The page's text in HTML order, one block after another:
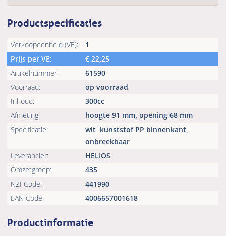
Productspecificaties
Verkoopeenheid (VE):
1
Prijs per VE:
€22,25
Artikelnummer:
61590
Voorraad:
op voorraad
Inhoud:
300cc
Afmeting:
hoogte 91 mm, opening 68 mm
Specificatie:
wit kunststof PP binnenkant,
onbreekbaar
Leverancier:
HELIOS
Omzetgroep:
435
NZI Code:
441990
EAN Code:
4006657001618
Productinformatie